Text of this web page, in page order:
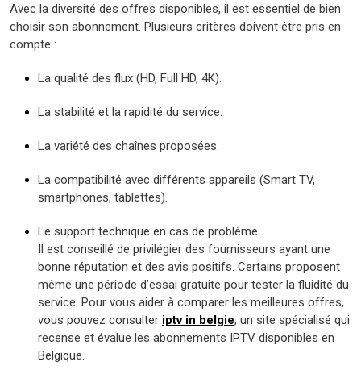
Avec la diversité des offres disponibles, il est essentiel de bien
choisir son abonnement. Plusieurs critères doivent être pris en
compte :
La qualité des flux (HD, Full HD, 4K).
La stabilité et la rapidité du service.
La variété des chaînes proposées.
La compatibilité avec différents appareils (Smart TV,
smartphones, tablettes).
Le support technique en cas de problème.
Il est conseillé de privilégier des fournisseurs ayant une
bonne réputation et des avis positifs. Certains proposent
même une période d’essai gratuite pour tester la fluidité du
service. Pour vous aider à comparer les meilleures offres,
vous pouvez consulter iptv in belgie, un site spécialisé qui
recense et évalue les abonnements IPTV disponibles en
Belgique.